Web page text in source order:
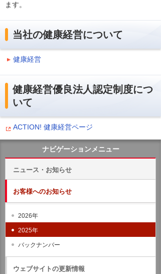
ます。
当社の健康経営について
健康経営
健康経営優良法人認定制度につ
いて
ACTION! 健康経営ページ
ナビゲーションメニュー
ニュース・お知らせ
お客様へのお知らせ
2026年
2025年
バックナンバー
ウェブサイトの更新情報